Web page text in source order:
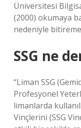
Üniversitesi
(2000) okumaya
nedeniyle
SSG ne
“Liman SSG
Profesyonel
limanlarda
Vinçlerini (SSG